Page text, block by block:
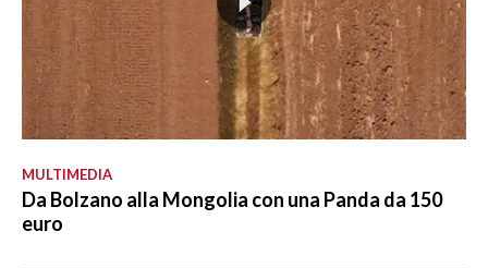
MULTIMEDIA
Da Bolzano alla Mongolia con una Panda da 150
euro